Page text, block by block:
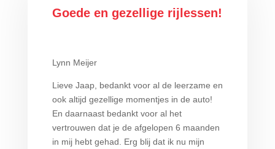
Goede en gezellige rijlessen!
Lynn Meijer
Lieve Jaap, bedankt voor al de leerzame en
ook altijd gezellige momentjes in de auto!
En daarnaast bedankt voor al het
vertrouwen dat je de afgelopen 6 maanden
in mij hebt gehad. Erg blij dat ik nu mijn